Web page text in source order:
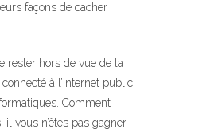
façons de cacher
rester hors de vue de la
à l’Internet public
Comment
vous n’êtes pas gagner